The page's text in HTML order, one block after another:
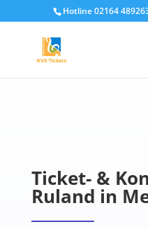
Hotline 02164
Ticket- &
Ruland in